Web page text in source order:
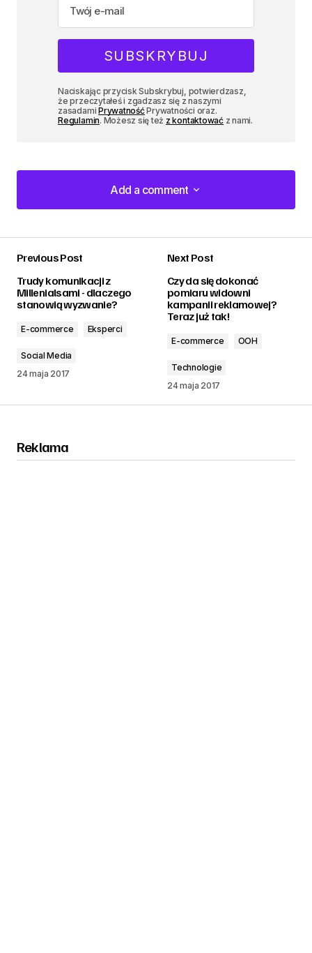
Naciskając przycisk Subskrybuj, potwierdzasz,
że przeczytałeś i zgadzasz się z naszymi
zasadamiPrywatnośćPrywatności oraz.
Regulamin. Możesz się też z kontaktowaćz nami.
Add a comment
Add a comment
Previous Post
Trudy komunikacji z
Millenialsami - dlaczego
stanowią wyzwanie?
E-commerce Eksperci
Social Media
24 maja 2017
Next Post
Czy da się dokonać
pomiaru widowni
kampanii reklamowej?
Teraz już tak!
E-commerce OOH
Technologie
24 maja 2017
Reklama